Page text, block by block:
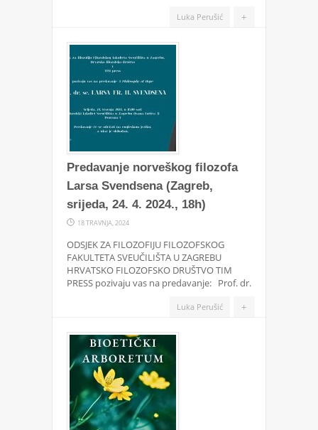
+
Luka Perušić
Predavanje norveškog filozofa
Larsa Svendsena (Zagreb,
srijeda, 24. 4. 2024., 18h)
18 TRAVNJA, 2024
ODSJEK ZA FILOZOFIJU FILOZOFSKOG
FAKULTETA SVEUČILIŠTA U ZAGREBU
HRVATSKO FILOZOFSKO DRUŠTVO TIM
PRESS pozivaju vas na predavanje: Prof. dr.
+
Luka Perušić